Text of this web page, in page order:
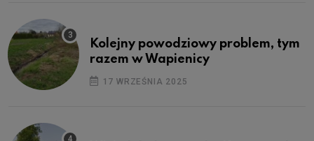
Kolejny powodziowy problem, tym
razem w Wapienicy
17 WRZEŚNIA 2025